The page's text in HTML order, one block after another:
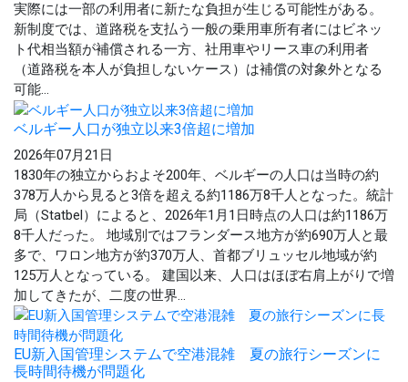
実際には一部の利用者に新たな負担が生じる可能性がある。
新制度では、道路税を支払う一般の乗用車所有者にはビネッ
ト代相当額が補償される一方、社用車やリース車の利用者
（道路税を本人が負担しないケース）は補償の対象外となる
可能...
ベルギー人口が独立以来3倍超に増加
2026年07月21日
1830年の独立からおよそ200年、ベルギーの人口は当時の約
378万人から見ると3倍を超える約1186万8千人となった。統計
局（Statbel）によると、2026年1月1日時点の人口は約1186万
8千人だった。 地域別ではフランダース地方が約690万人と最
多で、ワロン地方が約370万人、首都ブリュッセル地域が約
125万人となっている。 建国以来、人口はほぼ右肩上がりで増
加してきたが、二度の世界...
EU新入国管理システムで空港混雑 夏の旅行シーズンに
長時間待機が問題化